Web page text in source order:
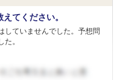
てください。
していませんでした。予想問
。